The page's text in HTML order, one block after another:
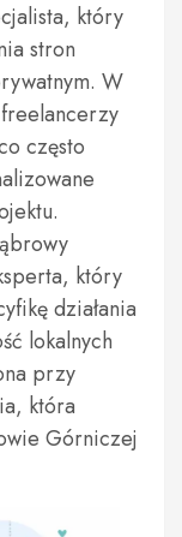
który
stron
W
często
który
działania
lokalnych
przy
która
Górniczej